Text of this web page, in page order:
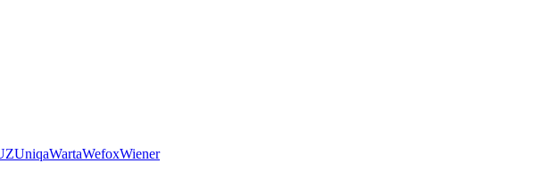
UniqaWartaWefoxWiener